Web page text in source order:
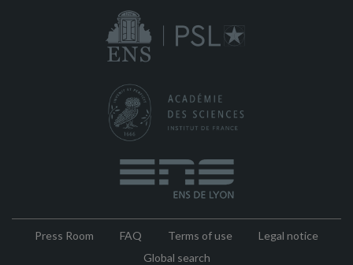
Press Room FAQ Terms of use
Legal notice
Global search